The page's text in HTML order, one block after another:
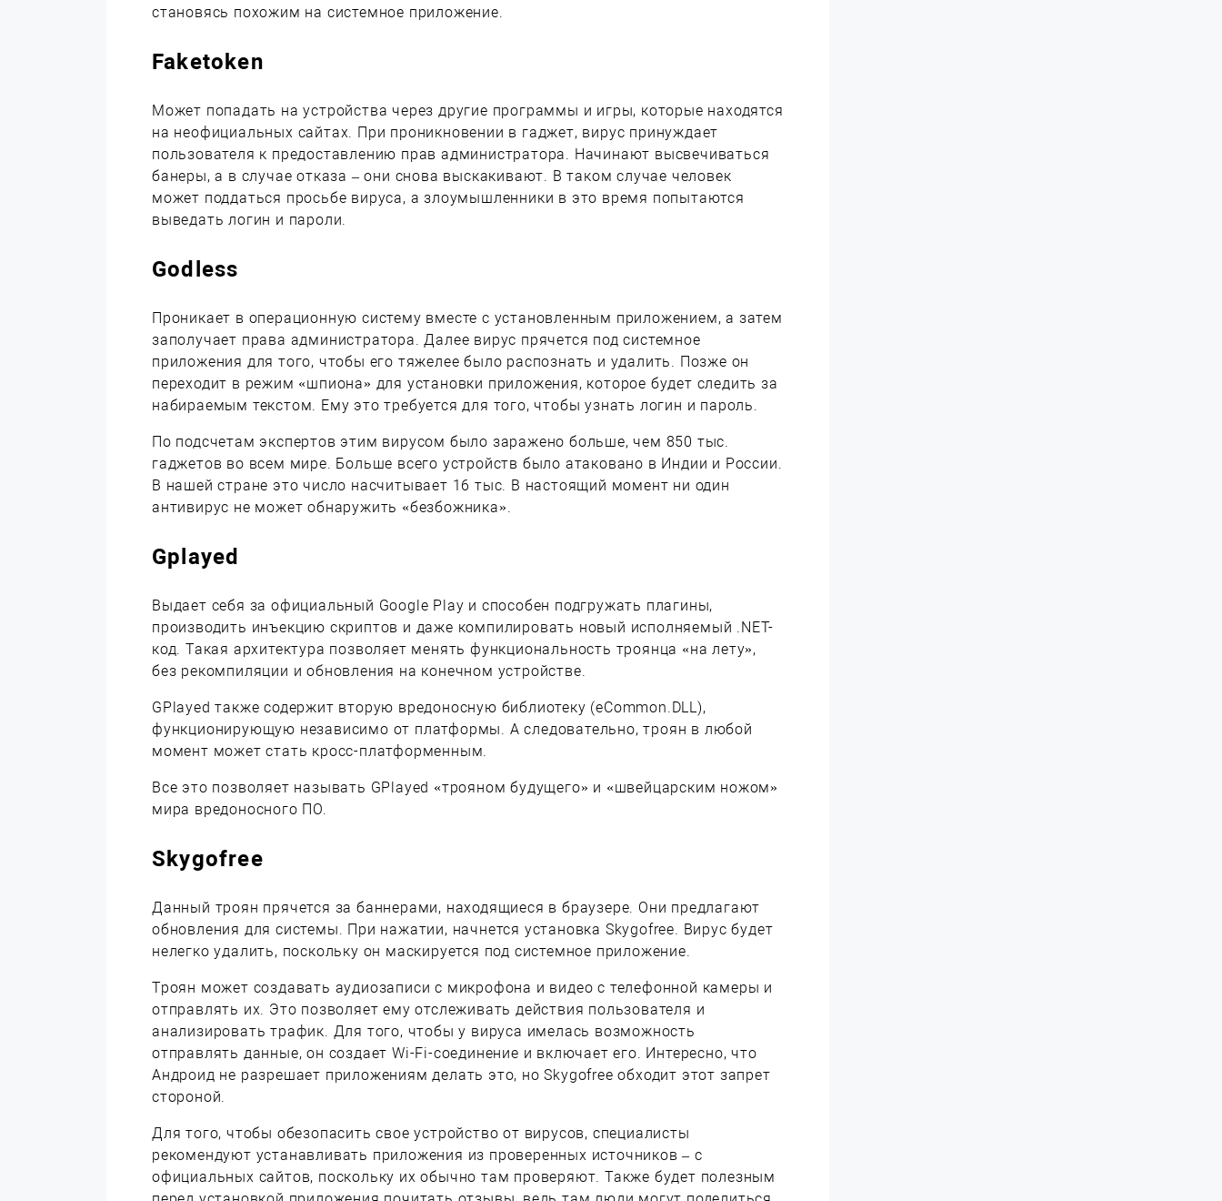
становясь похожим на системное приложение.
Faketoken
Может попадать на устройства через другие программы и игры, которые находятся
на неофициальных сайтах. При проникновении в гаджет, вирус принуждает
пользователя к предоставлению прав администратора. Начинают высвечиваться
банеры, а в случае отказа – они снова выскакивают. В таком случае человек
может поддаться просьбе вируса, а злоумышленники в это время попытаются
выведать логин и пароли.
Godless
Проникает в операционную систему вместе с установленным приложением, а затем
заполучает права администратора. Далее вирус прячется под системное
приложения для того, чтобы его тяжелее было распознать и удалить. Позже он
переходит в режим «шпиона» для установки приложения, которое будет следить за
набираемым текстом. Ему это требуется для того, чтобы узнать логин и пароль.
По подсчетам экспертов этим вирусом было заражено больше, чем 850 тыс.
гаджетов во всем мире. Больше всего устройств было атаковано в Индии и России.
В нашей стране это число насчитывает 16 тыс. В настоящий момент ни один
антивирус не может обнаружить «безбожника».
Gplayed
Выдает себя за официальный Google Play и способен подгружать плагины,
производить инъекцию скриптов и даже компилировать новый исполняемый .NET-
код. Такая архитектура позволяет менять функциональность троянца «на лету»,
без рекомпиляции и обновления на конечном устройстве.
GPlayed также содержит вторую вредоносную библиотеку (eCommon.DLL),
функционирующую независимо от платформы. А следовательно, троян в любой
момент может стать кросс-платформенным.
Все это позволяет называть GPlayed «трояном будущего» и «швейцарским ножом»
мира вредоносного ПО.
Skygofree
Данный троян прячется за баннерами, находящиеся в браузере. Они предлагают
обновления для системы. При нажатии, начнется установка Skygofree. Вирус будет
нелегко удалить, поскольку он маскируется под системное приложение.
Троян может создавать аудиозаписи с микрофона и видео с телефонной камеры и
отправлять их. Это позволяет ему отслеживать действия пользователя и
анализировать трафик. Для того, чтобы у вируса имелась возможность
отправлять данные, он создает Wi-Fi-соединение и включает его. Интересно, что
Андроид не разрешает приложениям делать это, но Skygofree обходит этот запрет
стороной.
Для того, чтобы обезопасить свое устройство от вирусов, специалисты
рекомендуют устанавливать приложения из проверенных источников – с
официальных сайтов, поскольку их обычно там проверяют. Также будет полезным